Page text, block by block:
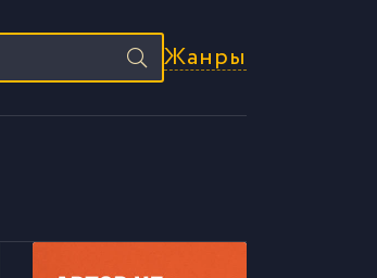
Жанры